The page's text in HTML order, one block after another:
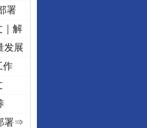
进复兴征程丨红船起航处 潮起..
署
｜解
发展
作
署⇒